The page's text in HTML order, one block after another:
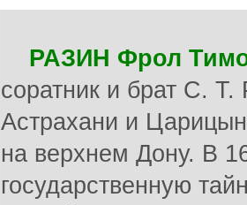
РАЗИН Фрол
соратник и брат С. Т.
Астрахани и
на верхнем Дону. В
государственную